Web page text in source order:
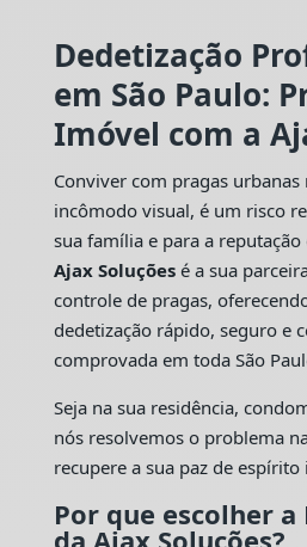
Dedetização
em São Paulo:
Imóvel com a
Conviver com pragas urbanas
incômodo visual, é um risco
sua família e para a
Ajax Soluçõesé a sua
controle de pragas,
dedetização rápido, seguro e
comprovada em toda São
Seja na sua residência,
nós resolvemos o problema
recupere a sua paz de
Por que escolher a
da Ajax Soluções?